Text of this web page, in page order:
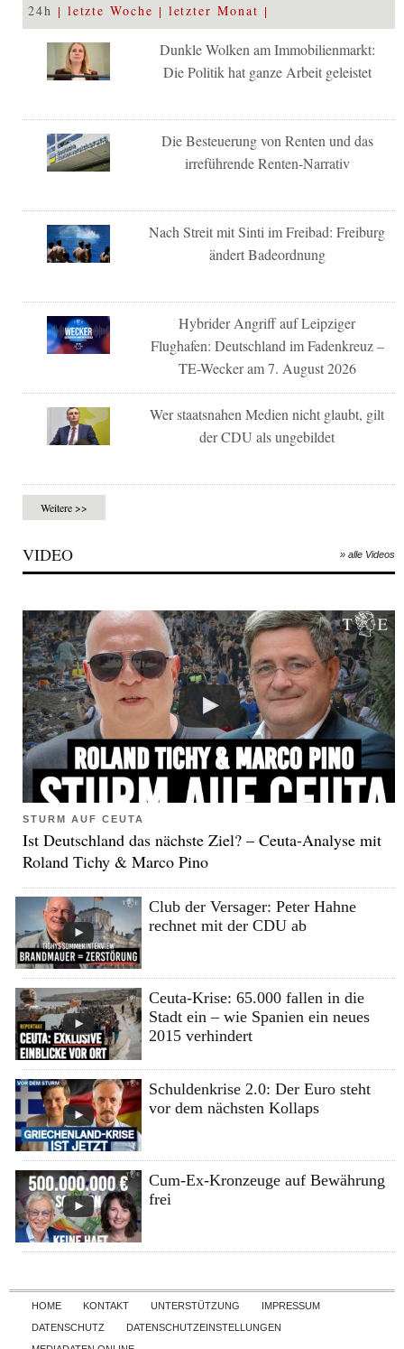
24h letzte Woche letzter Monat
Dunkle Wolken am Immobilienmarkt:
Die Politik hat ganze Arbeit geleistet
Die Besteuerung von Renten und das
irreführende Renten-Narrativ
Nach Streit mit Sinti im Freibad: Freiburg
ändert Badeordnung
Hybrider Angriff auf Leipziger
Flughafen: Deutschland im Fadenkreuz –
TE-Wecker am 7. August 2026
Wer staatsnahen Medien nicht glaubt, gilt
der CDU als ungebildet
Weitere >>
VIDEO » alle Videos
STURM AUF CEUTA
Ist Deutschland das nächste Ziel? – Ceuta-Analyse mit
Roland Tichy & Marco Pino
Club der Versager: Peter Hahne
rechnet mit der CDU ab
Ceuta-Krise: 65.000 fallen in die
Stadt ein – wie Spanien ein neues
2015 verhindert
Schuldenkrise 2.0: Der Euro steht
vor dem nächsten Kollaps
Cum-Ex-Kronzeuge auf Bewährung
frei
Skip to content
HOME KONTAKT UNTERSTÜTZUNG
IMPRESSUM
DATENSCHUTZ
DATENSCHUTZEINSTELLUNGEN